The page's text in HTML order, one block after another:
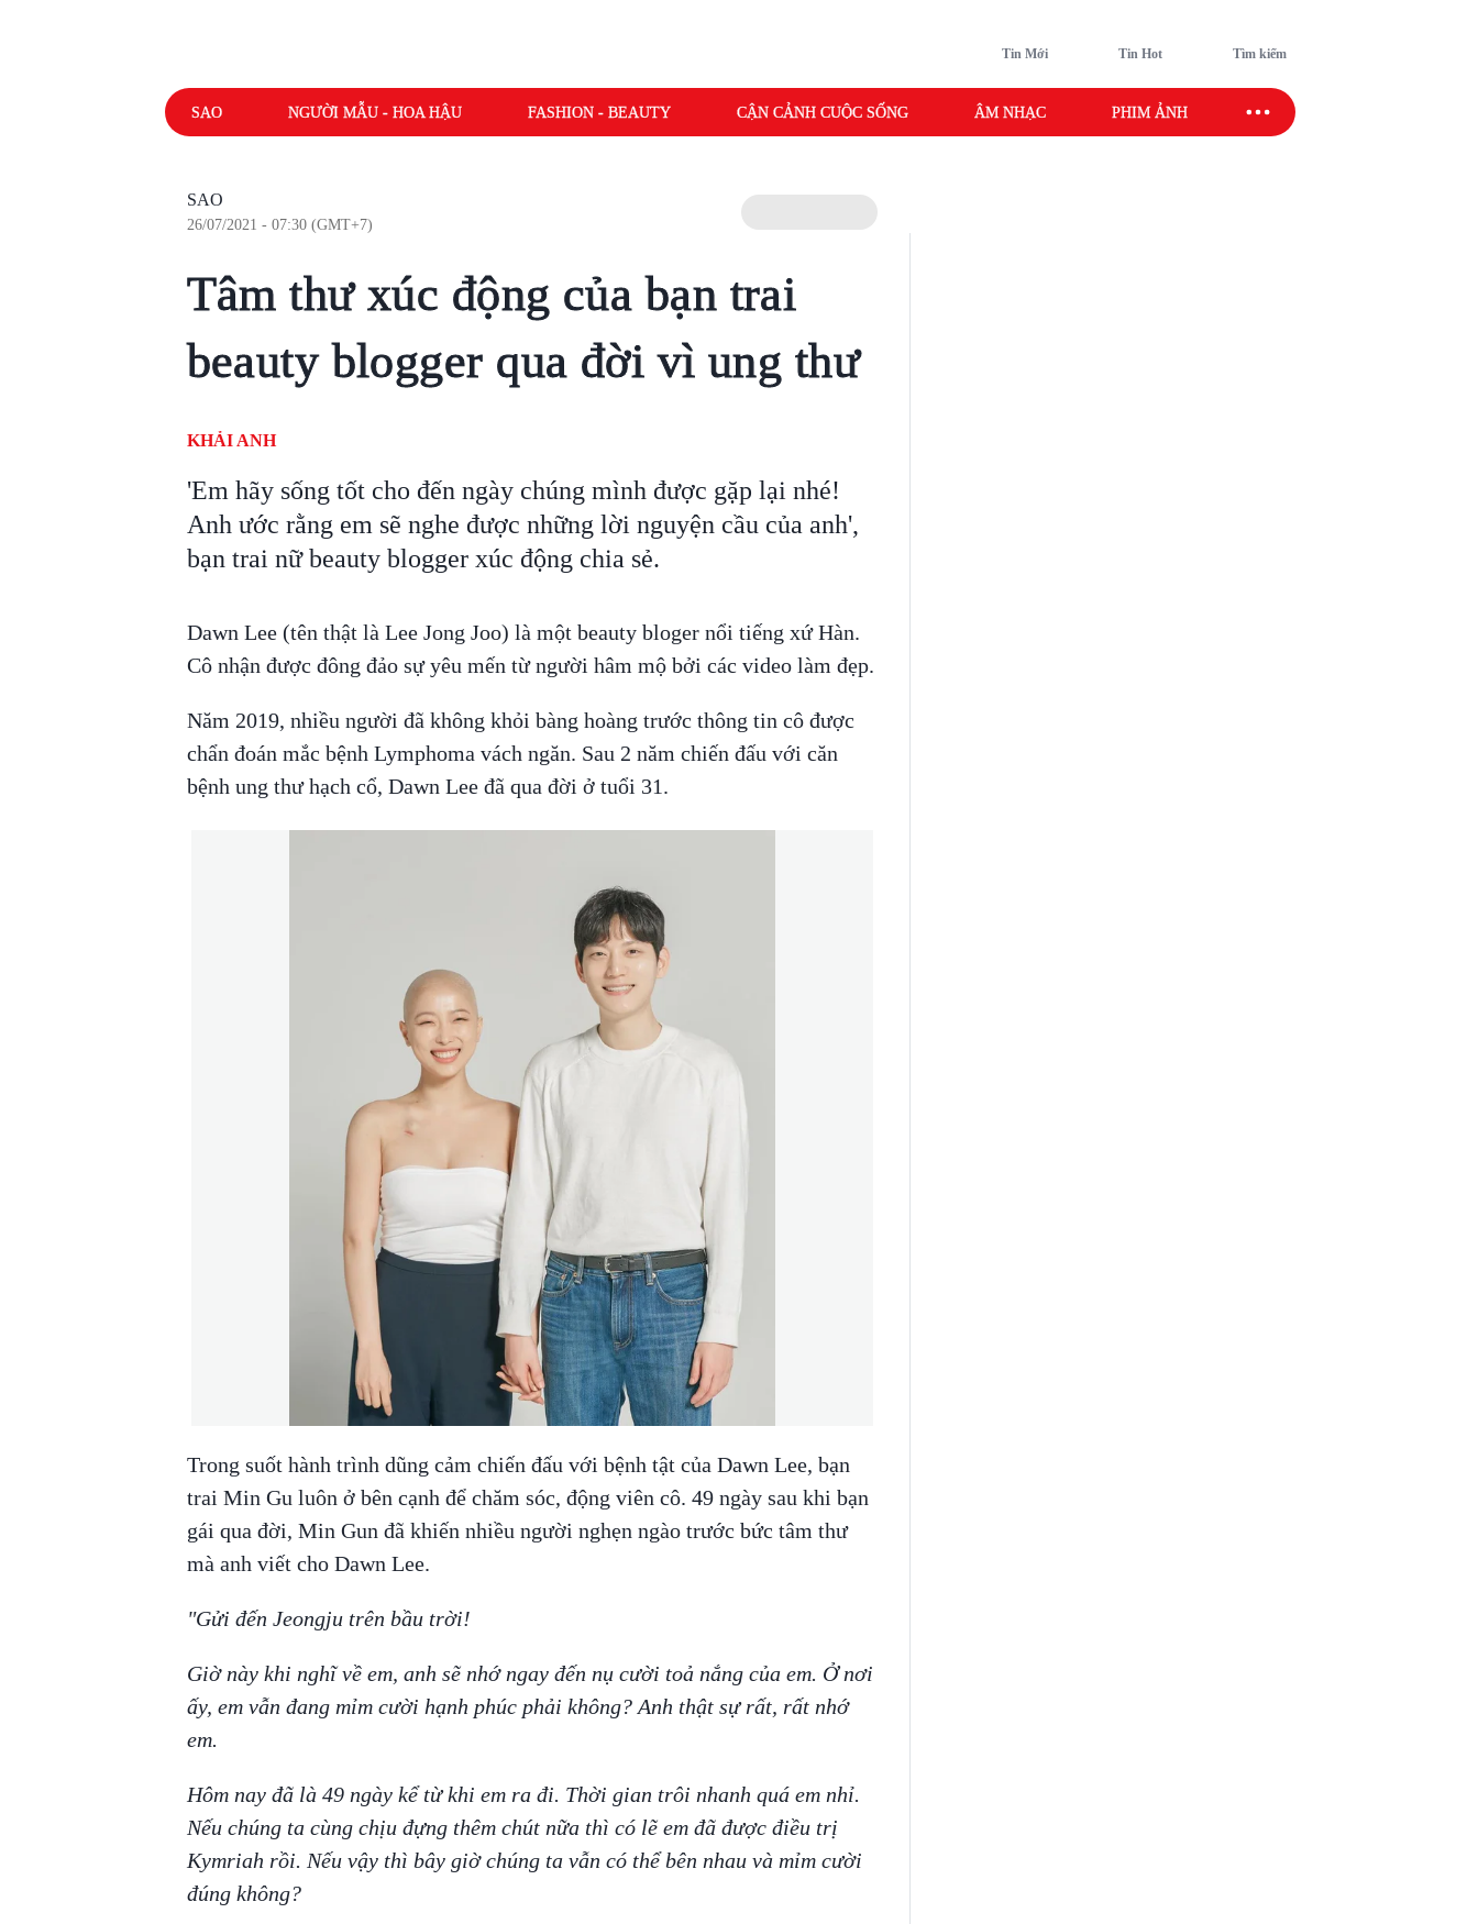
Tin Mới Tin Hot Tìm kiếm
SAO NGƯỜI MẪU - HOA HẬU FASHION - BEAUTY CẬN CẢNH CUỘC SỐNG ÂM NHẠC PHIM ẢNH SAO SPORT
SAO
26/07/2021 - 07:30 (GMT+7)
Tâm thư xúc động của bạn trai
beauty blogger qua đời vì ung thư
KHẢI ANH
'Em hãy sống tốt cho đến ngày chúng mình được gặp lại nhé!
Anh ước rằng em sẽ nghe được những lời nguyện cầu của anh',
bạn trai nữ beauty blogger xúc động chia sẻ.
Dawn Lee (tên thật là Lee Jong Joo) là một beauty bloger nổi tiếng xứ Hàn.
Cô nhận được đông đảo sự yêu mến từ người hâm mộ bởi các video làm đẹp.
Năm 2019, nhiều người đã không khỏi bàng hoàng trước thông tin cô được
chẩn đoán mắc bệnh Lymphoma vách ngăn. Sau 2 năm chiến đấu với căn
bệnh ung thư hạch cổ, Dawn Lee đã qua đời ở tuổi 31.
Trong suốt hành trình dũng cảm chiến đấu với bệnh tật của Dawn Lee, bạn
trai Min Gu luôn ở bên cạnh để chăm sóc, động viên cô. 49 ngày sau khi bạn
gái qua đời, Min Gun đã khiến nhiều người nghẹn ngào trước bức tâm thư
mà anh viết cho Dawn Lee.
"Gửi đến Jeongju trên bầu trời!
Giờ này khi nghĩ về em, anh sẽ nhớ ngay đến nụ cười toả nắng của em. Ở nơi
ấy, em vẫn đang mỉm cười hạnh phúc phải không? Anh thật sự rất, rất nhớ
em.
Hôm nay đã là 49 ngày kể từ khi em ra đi. Thời gian trôi nhanh quá em nhỉ.
Nếu chúng ta cùng chịu đựng thêm chút nữa thì có lẽ em đã được điều trị
Kymriah rồi. Nếu vậy thì bây giờ chúng ta vẫn có thể bên nhau và mỉm cười
đúng không?